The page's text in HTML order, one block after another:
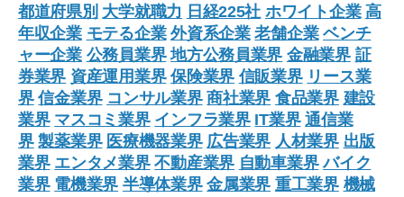
都道府県別 大学就職力 日経225社 ホワイト企業 高
年収企業 モテる企業 外資系企業 老舗企業 ベンチ
ャー企業 公務員業界 地方公務員業界 金融業界 証
券業界 資産運用業界 保険業界 信販業界 リース業
界 信金業界 コンサル業界 商社業界 食品業界 建設
業界 マスコミ業界 インフラ業界 IT業界 通信業
界 製薬業界 医療機器業界 広告業界 人材業界 出版
業界 エンタメ業界 不動産業界 自動車業界 バイク
業界 電機業界 半導体業界 金属業界 重工業界 機械